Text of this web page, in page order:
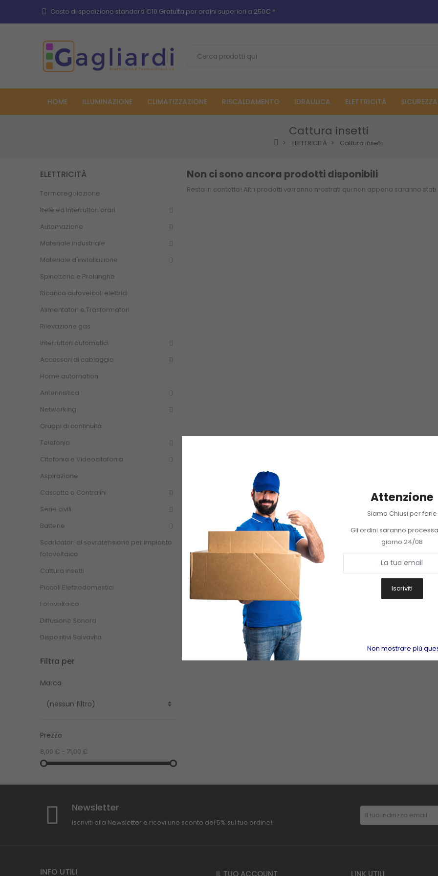
Costo di spedizione standard €10 Gratuita per ordini superiori a 250€ *
HOME ILLUMINAZIONE CLIMATIZZAZIONE RISCALDAMENTO IDRAULICA ELETTRICITÀ SICUREZZA
Cattura insetti
ELETTRICITÀ Cattura insetti
ELETTRICITÀ
Termoregolazione
Relè ed Interruttori orari
Automazione
Materiale industriale
Materiale d'installazione
Spinotteria e Prolunghe
Ricarica autoveicoli elettrici
Alimentatori e Trasformatori
Rilevazione gas
Interruttori automatici
Accessori di cablaggio
Home automation
Antennistica
Networking
Gruppi di continuità
Telefonia
Citofonia e Videocitofonia
Aspirazione
Cassette e Centralini
Serie civili
Batterie
Scaricatori di sovratensione per impianto
fotovoltaico
Cattura insetti
Piccoli Elettrodomestici
Fotovoltaico
Diffusione Sonora
Dispositivi Salvavita
Filtra per
Marca
Prezzo
8,00 € - 71,00 €
Non ci sono ancora prodotti disponibili
Resta in contatto! Altri prodotti verranno mostrati qui non appena saranno stati
Newsletter
Iscriviti alla Newsletter e ricevi uno sconto del 5% sul tuo ordine!
INFO UTILI IL TUO ACCOUNT LINK UTILI
Attenzione
Siamo Chiusi per ferie
Gli ordini saranno
giorno 24/08
Iscriviti
Non mostrare più